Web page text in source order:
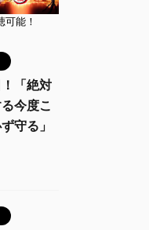
能！
「絶対
今度こ
守る」